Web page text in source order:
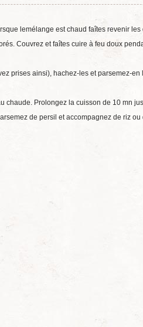
lemélange est chaud faîtes revenir
Couvrez et faîtes cuire à feu doux
prises ainsi), hachez-les et parsemez-
chaude. Prolongez la cuisson de 10 mn
de persil et accompagnez de riz